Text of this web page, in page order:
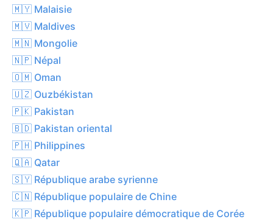
🇲🇾 Malaisie
🇲🇻 Maldives
🇲🇳 Mongolie
🇳🇵 Népal
🇴🇲 Oman
🇺🇿 Ouzbékistan
🇵🇰 Pakistan
🇧🇩 Pakistan oriental
🇵🇭 Philippines
🇶🇦 Qatar
🇸🇾 République arabe syrienne
🇨🇳 République populaire de Chine
🇰🇵 République populaire démocratique de Corée